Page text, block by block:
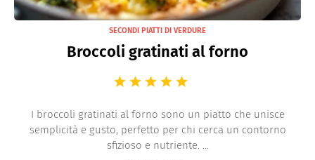
SECONDI PIATTI DI VERDURE
Broccoli gratinati al forno
I broccoli gratinati al forno sono un piatto che unisce
semplicità e gusto, perfetto per chi cerca un contorno
sfizioso e nutriente. ...